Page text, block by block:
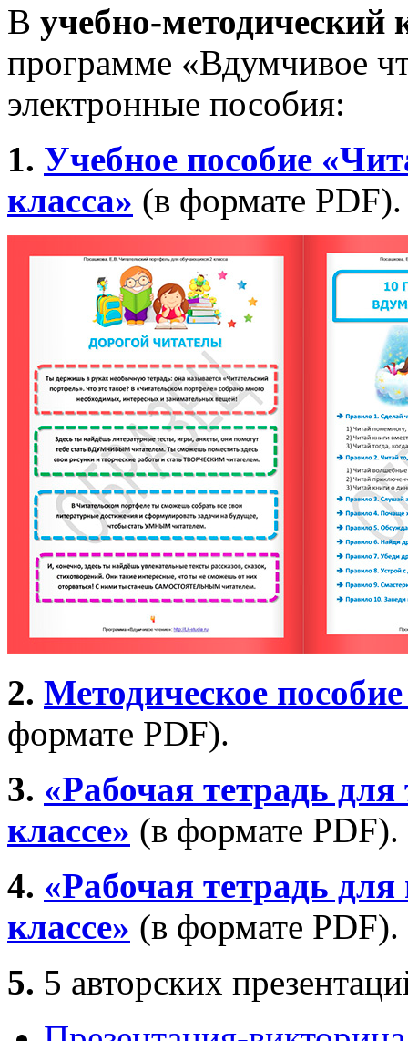
В учебно-методический
программе «Вдумчивое
электронные пособия:
1. Учебное пособие
класса» (в формате PDF).
2. Методическое
формате PDF).
3. «Рабочая тетрадь
классе» (в формате PDF).
4. «Рабочая тетрадь
классе» (в формате PDF).
5. 5 авторских